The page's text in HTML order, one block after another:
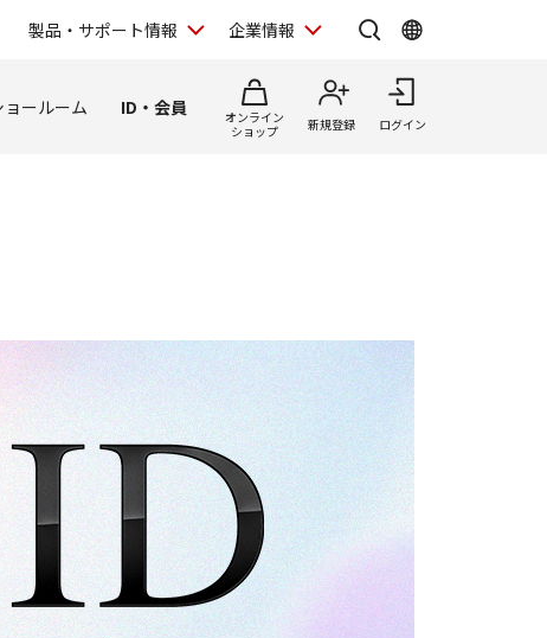
製品・サポート情報 企業情報
ョールーム ID・会員
オンライン
ショップ
新規登録 ログイン